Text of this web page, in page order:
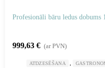
Profesionāli bāru ledus dobums
999,63 € (ar PVN)
ATDZESĒŠANA